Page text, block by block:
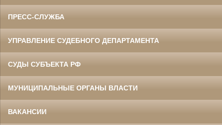
ПРЕСС-СЛУЖБА
УПРАВЛЕНИЕ СУДЕБНОГО ДЕПАРТАМЕНТА
СУДЫ СУБЪЕКТА РФ
МУНИЦИПАЛЬНЫЕ ОРГАНЫ ВЛАСТИ
ВАКАНСИИ